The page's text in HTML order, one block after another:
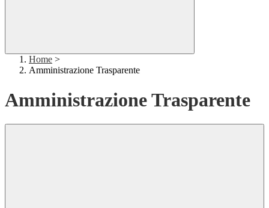
Home >
Amministrazione Trasparente
Amministrazione Trasparente